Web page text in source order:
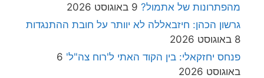
מהפתרונות של אתמול? 9 באוגוסט 2026
גרשון הכהן: חיזבאללה לא יוותר על חובת ההתנגדות
8 באוגוסט 2026
פנחס יחזקאלי: בין הקוד האתי ל'רוח צה"ל' 6
באוגוסט 2026